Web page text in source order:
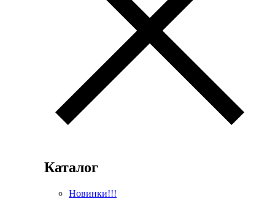
Каталог
Новинки!!!